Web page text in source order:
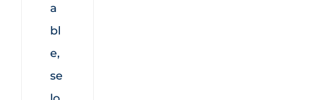
a
bl
e,
se